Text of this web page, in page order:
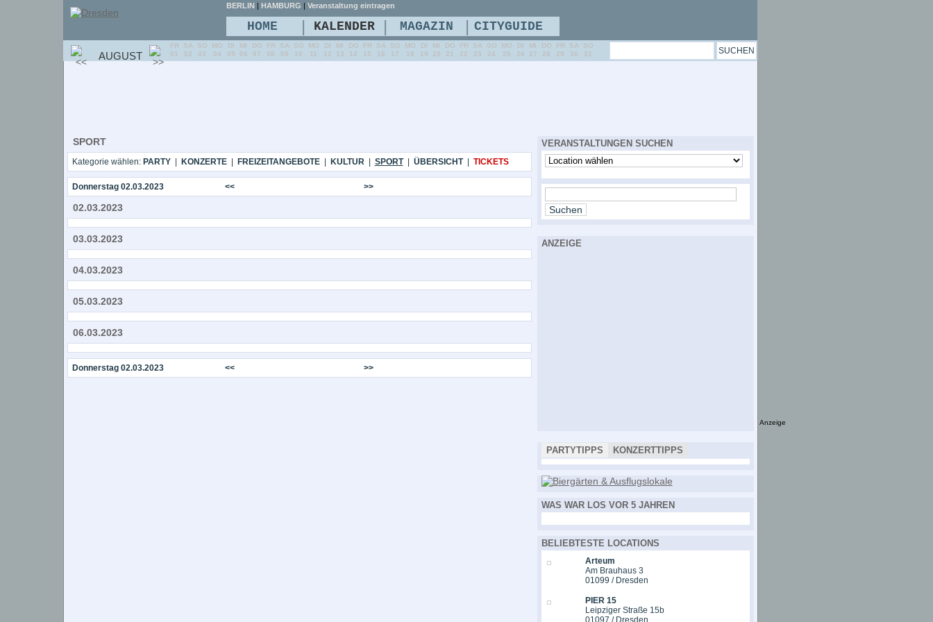
SPORT
Kategorie wählen: PARTY| KONZERTE| FREIZEITANGEBOTE| KULTUR| SPORT| ÜBERSICHT| TICKETS
Donnerstag 02.03.2023 << >>
02.03.2023
03.03.2023
04.03.2023
05.03.2023
06.03.2023
Donnerstag 02.03.2023 << >>
VERANSTALTUNGEN SUCHEN
ANZEIGE
PARTYTIPPS KONZERTTIPPS
WAS WAR LOS VOR 5 JAHREN
BELIEBTESTE LOCATIONS
Arteum
Am Brauhaus 3
01099 / Dresden
PIER 15
Leipziger Straße 15b
01097 / Dresden
BERLIN | HAMBURG | Veranstaltung eintragen
HOME | KALENDER | MAGAZIN | CITYGUIDE
AUGUST
FR
01
SA
02
SO
03
MO
04
DI
05
MI
06
DO
07
FR
08
SA
09
SO
10
MO
11
DI
12
MI
13
DO
14
FR
15
SA
16
SO
17
MO
18
DI
19
MI
20
DO
21
FR
22
SA
23
SO
24
MO
25
DI
26
MI
27
DO
28
FR
29
SA
30
SO
31
Anzeige